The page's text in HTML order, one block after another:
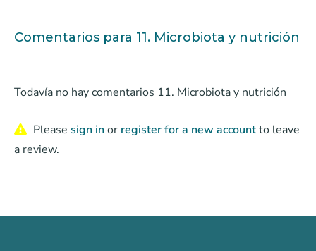
Comentarios para 11. Microbiota y nutrición
Todavía no hay comentarios 11. Microbiota y nutrición
Please sign inor register for a new accountto leave
a review.